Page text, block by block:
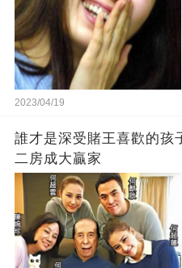
2023/04/19
誰才是深受賭王喜歡的孩
二房成大贏家